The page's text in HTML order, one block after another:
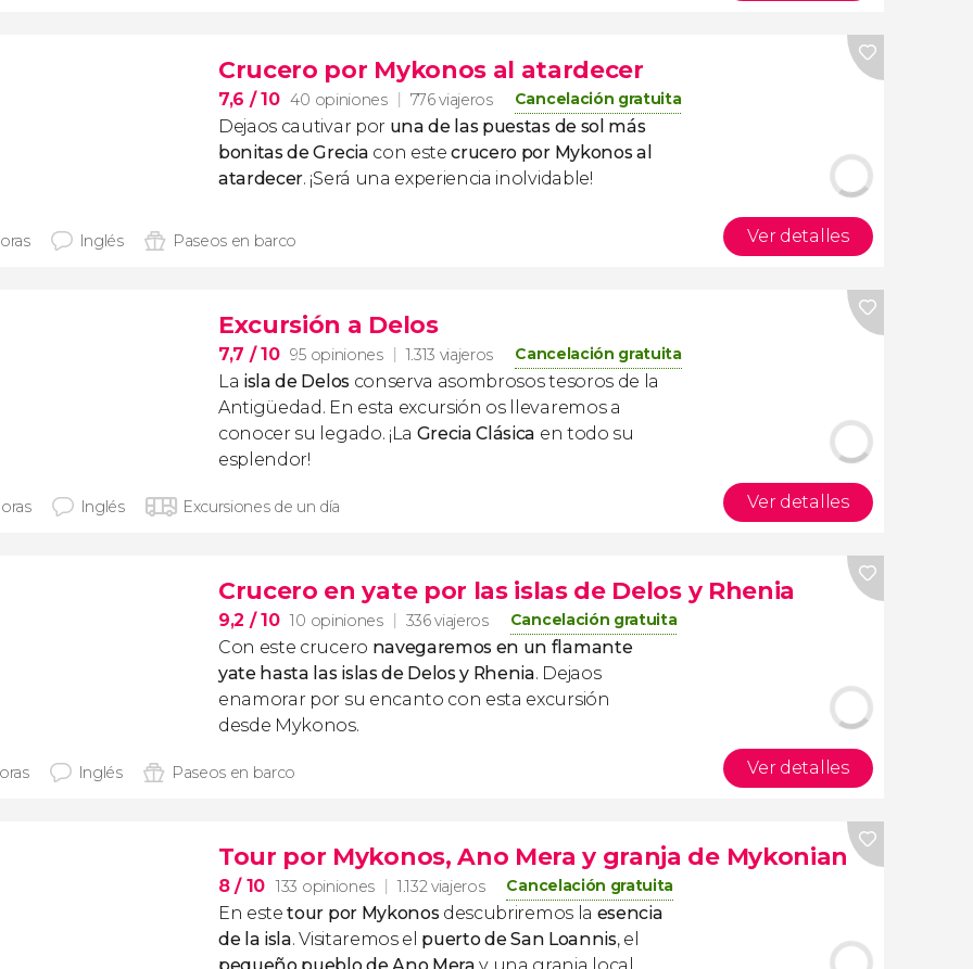
Crucero por Mykonos al atardecer
7,6 / 10 40 opiniones 776 viajeros Cancelación gratuita
Dejaos cautivar por una de las puestas de sol más
bonitas de Grecia con estecrucero por Mykonos al
atardecer. ¡Será una experiencia inolvidable!
Inglés Paseos en barco Ver detalles
Excursión a Delos
7,7 / 10 95 opiniones 1.313 viajeros Cancelación gratuita
La isla de Delosconserva asombrosos tesoros de la
Antigüedad. En esta excursión os llevaremos a
conocer su legado. ¡La Grecia Clásica en todo su
esplendor!
Inglés Excursiones de un día Ver detalles
Crucero en yate por las islas de Delos y Rhenia
9,2 / 10 10 opiniones 336 viajeros Cancelación gratuita
Con este crucero navegaremos en un flamante
yate hasta las islas de Delos y Rhenia. Dejaos
enamorar por su encanto con esta excursión
desde Mykonos.
Inglés Paseos en barco Ver detalles
Tour por Mykonos, Ano Mera y granja de Mykonian
8/ 10 133 opiniones 1.132 viajeros Cancelación gratuita
En estetour por Mykonosdescubriremos la esencia
de la isla. Visitaremos el puerto de San Loannis, el